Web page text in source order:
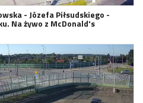
- Józefa Piłsudskiego -
Na żywo z McDonald's